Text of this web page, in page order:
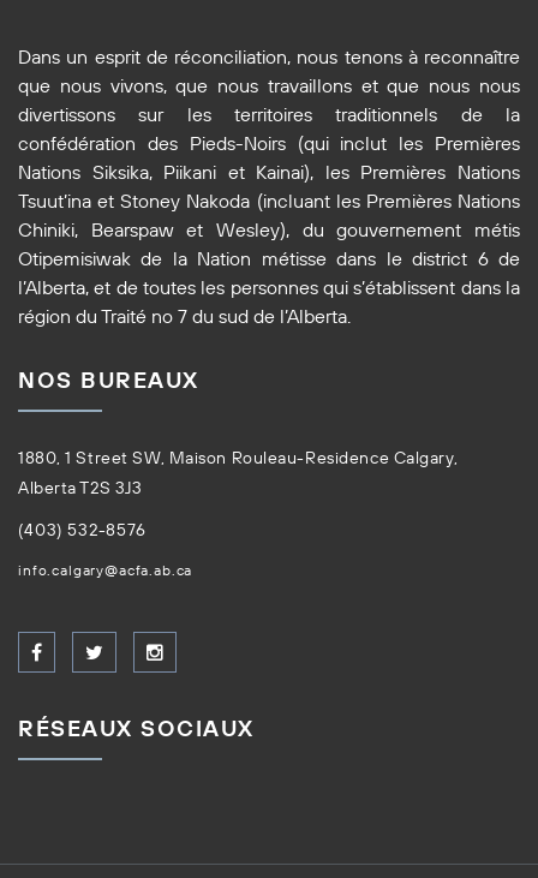
Dans un esprit de réconciliation, nous tenons à reconnaître
que nous vivons, que nous travaillons et que nous nous
divertissons sur les territoires traditionnels de la
confédération des Pieds-Noirs (qui inclut les Premières
Nations Siksika, Piikani et Kainai), les Premières Nations
Tsuut’ina et Stoney Nakoda (incluant les Premières Nations
Chiniki, Bearspaw et Wesley), du gouvernement métis
Otipemisiwak de la Nation métisse dans le district 6 de
l’Alberta, et de toutes les personnes qui s’établissent dans la
région du Traité no 7 du sud de l’Alberta.
NOS BUREAUX
1880, 1 Street SW, Maison Rouleau-Residence Calgary,
Alberta T2S 3J3
(403) 532-8576
info.calgary@acfa.ab.ca
RÉSEAUX SOCIAUX